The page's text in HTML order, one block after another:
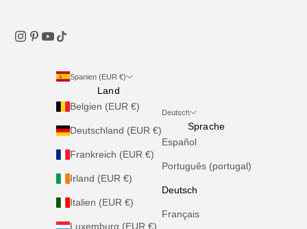
Spanien (EUR €)
Land
Belgien (EUR €)
Deutschland (EUR €)
Frankreich (EUR €)
Irland (EUR €)
Italien (EUR €)
Luxemburg (EUR €)
Deutsch
Sprache
Español
Português (portugal)
Deutsch
Français